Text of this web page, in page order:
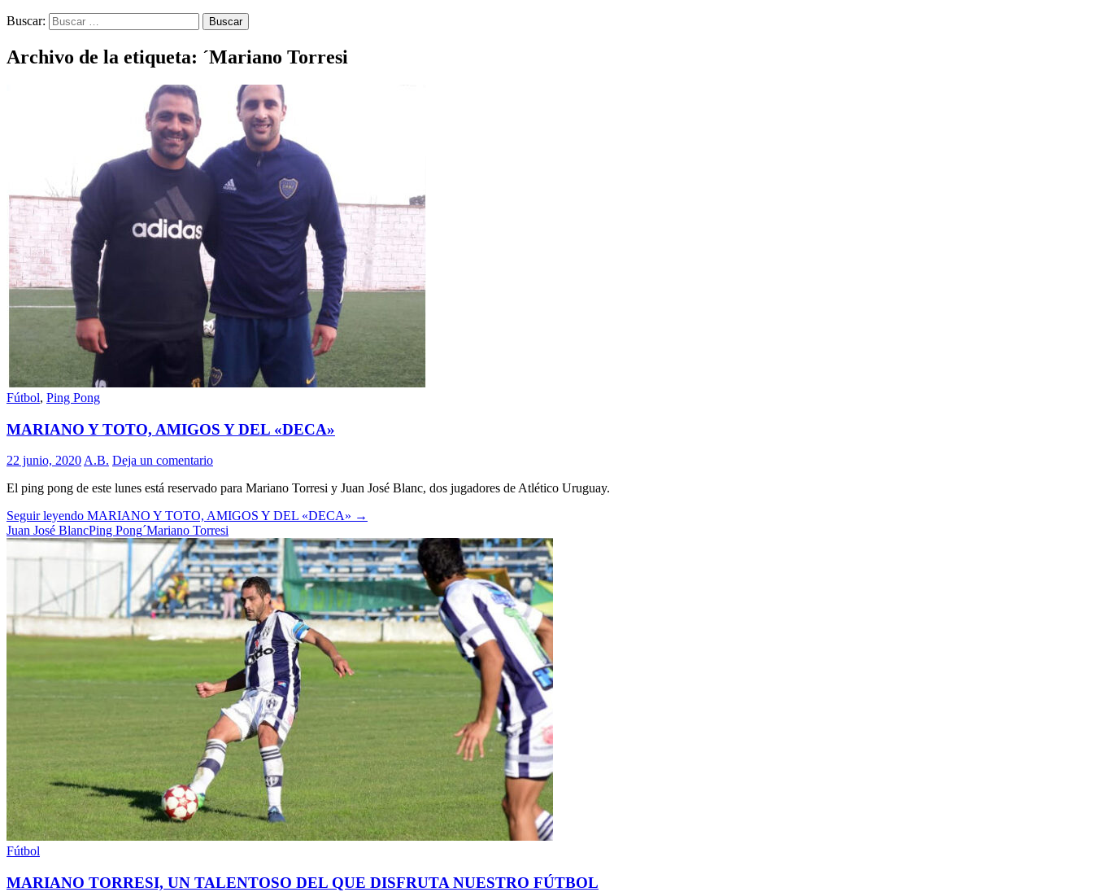
Buscar:
Archivo de la etiqueta: ´Mariano Torresi
Fútbol, Ping Pong
MARIANO Y TOTO, AMIGOS Y DEL «DECA»
22 junio, 2020 A.B. Deja un comentario
El ping pong de este lunes está reservado para Mariano Torresi y Juan José Blanc, dos jugadores de Atlético Uruguay.
Seguir leyendo MARIANO Y TOTO, AMIGOS Y DEL «DECA» →
Juan José BlancPing Pong´Mariano Torresi
Fútbol
MARIANO TORRESI, UN TALENTOSO DEL QUE DISFRUTA NUESTRO FÚTBOL